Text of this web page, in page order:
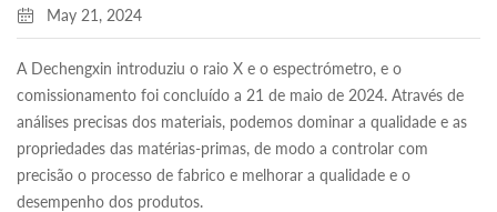
May 21, 2024
A Dechengxin introduziu o raio X e o espectrómetro, e o
comissionamento foi concluído a 21 de maio de 2024. Através de
análises precisas dos materiais, podemos dominar a qualidade e as
propriedades das matérias-primas, de modo a controlar com
precisão o processo de fabrico e melhorar a qualidade e o
desempenho dos produtos.